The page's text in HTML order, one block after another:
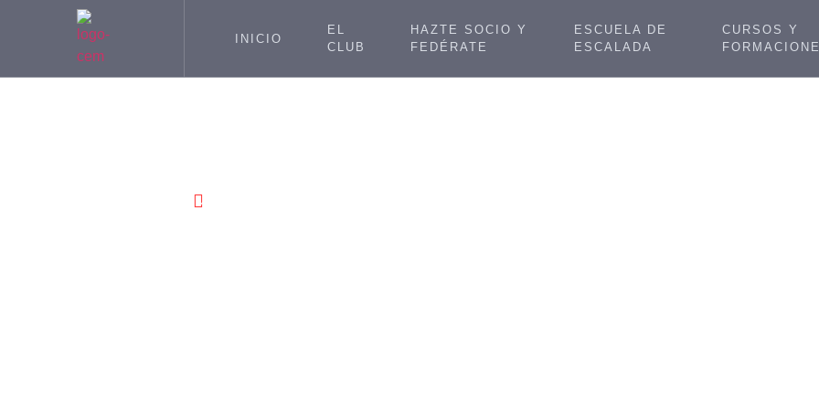
INICIO
EL
CLUB
HAZTE SOCIO Y
FEDÉRATE
ESCUELA DE
ESCALADA
CURSOS Y
2015